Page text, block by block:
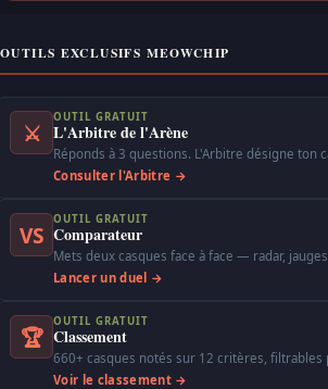
OUTILS EXCLUSIFS MEOWCHIP
⚔
OUTIL GRATUIT
L'Arbitre de l'Arène
Réponds à 3 questions. L'Arbitre désigne ton
Consulter l'Arbitre →
VS
OUTIL GRATUIT
Comparateur
Mets deux casques face à face — radar,
Lancer un duel →
🏆
OUTIL GRATUIT
Classement
660+ casques notés sur 12 critères, filtrables
Voir le classement →